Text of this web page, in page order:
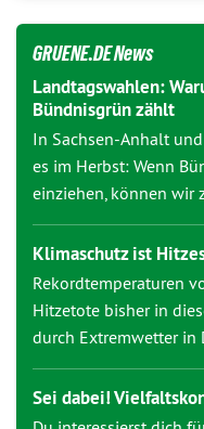
GRUENE.DE News
Landtagswahlen:
Bündnisgrün zählt
In Sachsen-Anhalt
es im Herbst: Wenn
einziehen, können wir
Klimaschutz ist
Rekordtemperaturen
Hitzetote bisher in
durch Extremwetter in
Sei dabei!